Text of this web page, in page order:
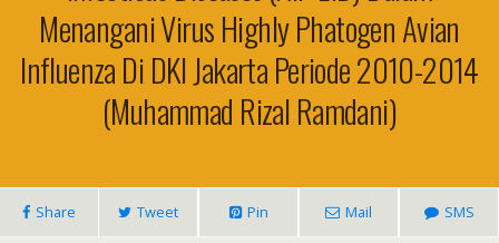
Menangani Virus Highly Phatogen Avian
Influenza Di DKI Jakarta Periode 2010-2014
(Muhammad Rizal Ramdani)
Share Tweet Pin Mail SMS